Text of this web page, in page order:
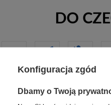
Konfiguracja zgód
Dbamy o Twoją